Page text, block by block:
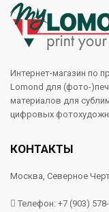
Интернет-магазин по
Lomond для (фото-
материалов для
цифровых
КОНТАКТЫ
Москва, Северное
Телефон: +7 (903)